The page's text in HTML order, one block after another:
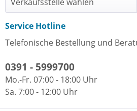
Service Hotline
Telefonische Bestellung und
0391 - 5999700
Mo.-Fr. 07:00 - 18:00 Uhr
Sa. 7:00 - 12:00 Uhr